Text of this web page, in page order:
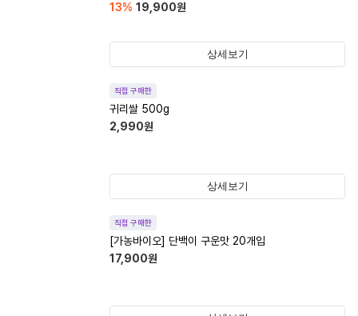
13% 19,900원
상세보기
직접 구매한
귀리쌀 500g
2,990원
상세보기
직접 구매한
[가농바이오] 단백이 구운맛 20개입
17,900원